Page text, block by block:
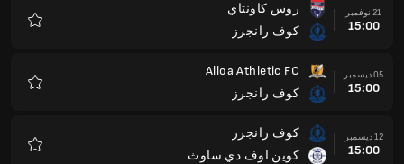
21 نوفمبر
15:00
روس كاونتاي
كوف رانجرز
05 ديسمبر
15:00
Alloa Athletic FC
كوف رانجرز
12 ديسمبر
15:00
كوف رانجرز
كوين اوف دي ساوث